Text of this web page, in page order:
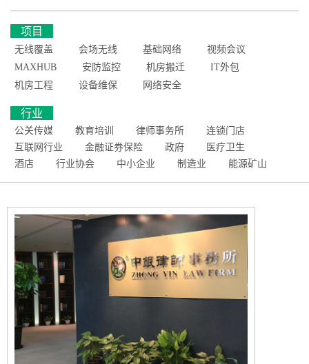
项目
无线覆盖 会场无线 基础网络
视频会议
MAXHUB
安防监控 机房搬迁
IT外包
机房工程
设备维保 网络安全
行业
公关传媒 教育培训 律师事务所
连锁门店
互联网行业
金融证券保险 政府
医疗卫生
酒店
行业协会 中小企业 制造业 能源矿山